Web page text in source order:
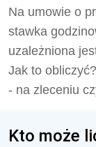
Na umowie o
stawka
uzależniona
Jak to
- na zleceniu
Kto może